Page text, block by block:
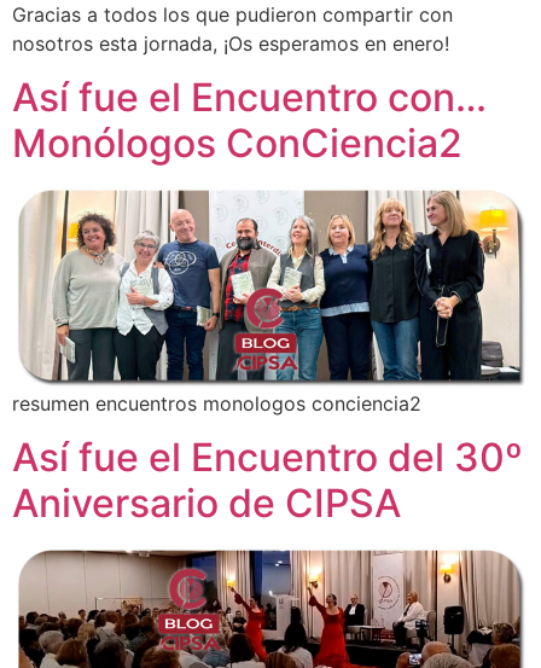
Gracias a todos los que pudieron compartir con
nosotros esta jornada, ¡Os esperamos en enero!
Así fue el Encuentro con…
Monólogos ConCiencia2
resumen encuentros monologos conciencia2
Así fue el Encuentro del 30º
Aniversario de CIPSA